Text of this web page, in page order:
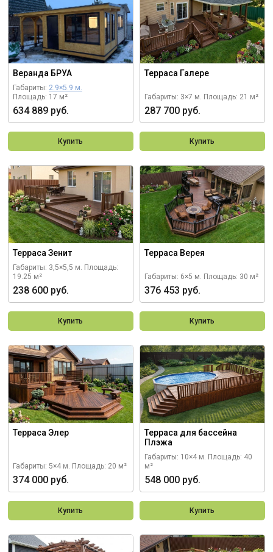
Веранда БРУА
Габариты: 2.9×5.9 м.
Площадь: 17 м²
634 889 руб.
Купить
Терраса Галере
Габариты: 3×7 м. Площадь: 21 м²
287 700 руб.
Купить
Терраса Зенит
Габариты: 3,5×5,5 м. Площадь:
19.25 м²
238 600 руб.
Купить
Терраса Верея
Габариты: 6×5 м. Площадь: 30 м²
376 453 руб.
Купить
Терраса Элер
Габариты: 5×4 м. Площадь: 20 м²
374 000 руб.
Купить
Терраса для бассейна
Плэжа
Габариты: 10×4 м. Площадь: 40
м²
548 000 руб.
Купить